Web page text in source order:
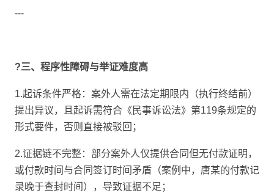
---
?三、程序性障碍与举证难度高
1.起诉条件严格：案外人需在法定期限内（执行终结前）
提出异议，且起诉需符合《民事诉讼法》第119条规定的
形式要件，否则直接被驳回；
2.证据链不完整：部分案外人仅提供合同但无付款证明，
或付款时间与合同签订时间矛盾（案例中，唐某的付款记
录晚于查封时间），导致证据不足；